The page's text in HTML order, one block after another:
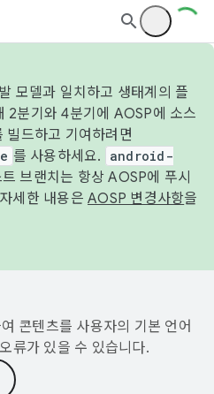
모델과 일치하고 생태계의 플
2분기와 4분기에 AOSP에 소스
빌드하고 기여하려면
를 사용하세요.
android-
브랜치는 항상 AOSP에 푸시
세한 내용은 AOSP 변경사항을
콘텐츠를 사용자의 기본 언어
류가 있을 수 있습니다.